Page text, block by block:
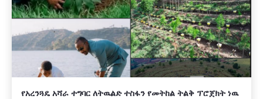
የአረንጓዴ አሻራ ተግባር ለትዉልድ ተስፋን የመትከል ትልቅ ፕሮጀክት ነዉ